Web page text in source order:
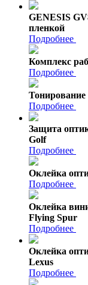
GENESIS
пленкой
Подробнее
Комплекс
Подробнее
Подробнее
Защита
Golf
Подробнее
Оклейка
Подробнее
Оклейка
Flying Spur
Подробнее
Оклейка
Lexus
Подробнее